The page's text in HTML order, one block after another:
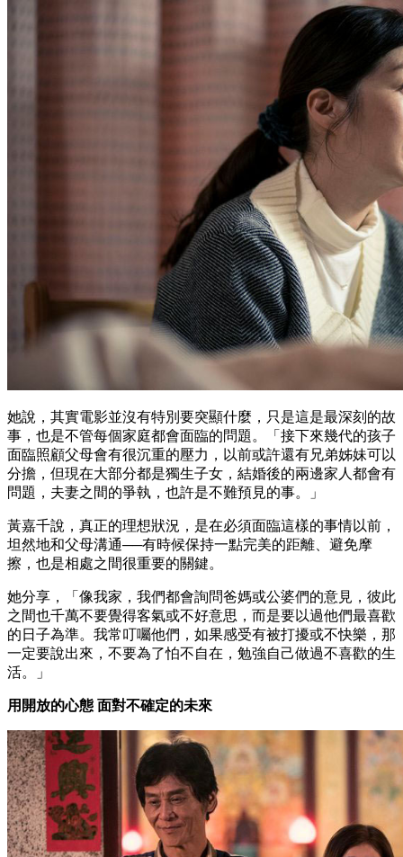
她說，其實電影並沒有特別要突顯什麼，只是這是最深刻的故
事，也是不管每個家庭都會面臨的問題。「接下來幾代的孩子
面臨照顧父母會有很沉重的壓力，以前或許還有兄弟姊妹可以
分擔，但現在大部分都是獨生子女，結婚後的兩邊家人都會有
問題，夫妻之間的爭執，也許是不難預見的事。」
黃嘉千說，真正的理想狀況，是在必須面臨這樣的事情以前，
坦然地和父母溝通──有時候保持一點完美的距離、避免摩
擦，也是相處之間很重要的關鍵。
她分享，「像我家，我們都會詢問爸媽或公婆們的意見，彼此
之間也千萬不要覺得客氣或不好意思，而是要以過他們最喜歡
的日子為準。我常叮囑他們，如果感受有被打擾或不快樂，那
一定要說出來，不要為了怕不自在，勉強自己做過不喜歡的生
活。」
用開放的心態 面對不確定的未來